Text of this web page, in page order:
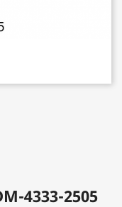
4333-2505